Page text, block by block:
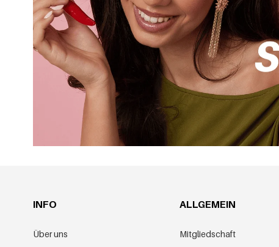
INFO
Über uns
ALLGEMEIN
Mitgliedschaft